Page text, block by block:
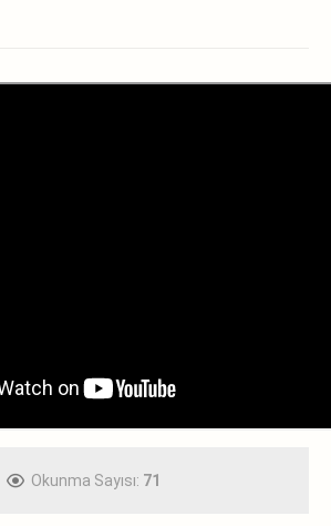
Okunma Sayısı: 71